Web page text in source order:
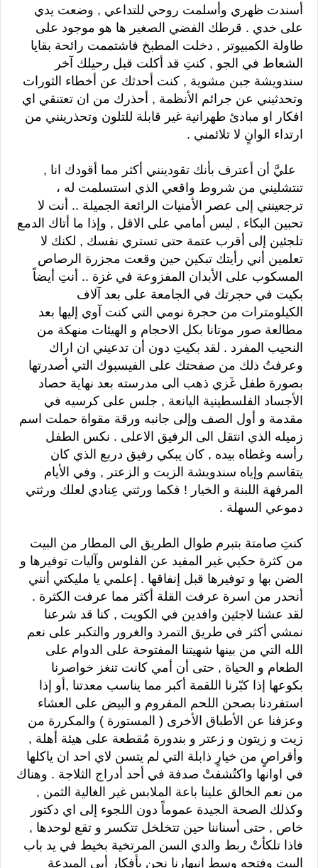
أسندت ظهري وأسلمت روحي للتداعي , وضعت يدي
على خدي . قرطك الفضي الصغير ها هو موجود على
طاولة الكمبيوتر , دخلت المطبخ فاشتممت رائحة بقايا
الشعاط في الجو , كنتِ قد أكلت قبل رحيلك آخر
سندويشة جبن مشوية , كنت أحدثك عن أخطاء الثورات
وتحدثيني عن جرائم الأنظمة , أحذرك من ان تعتنقي اي
افكار او مبادئ طهرانية غير قابلة للتلون وتحذرينني من
ارتداء الوانٍ لا تلائمني .
عليَّ أن أعترف بأنك تقودينني أكثر مما أقودك انا ,
تنتشليني من شروط واقعي الذي استسلمت له ،
ترجعينني إلى عصر الأمنيات الرائعة الجميلة .. أنت لا
تحبين البكاء , ليس أمامي على الاقل , وإذا ما أتاك الدمع
تلجئين إلى أقرب عتمة حتى تستري نفسك , لكنك لا
تعلمين أني رأيتك تبكين حين وقعت مجزرة الرصاص
المسكوب على الأبدان المفزوعة في غزة .. أنتِ أيضاً
بكيت في حجرتك في الجامعة على بعد آلاف
الكيلومترات من حجرة نومي التي كنت آوي إليها بعد
مطالعة صور موتانا بكل الاحجام و الهيئات منهكة من
النحيب المفرد . لقد بكيتِ دون أن تدعيني ان اراك
وعرفتُ ذلك من صفحتك على الفيسبوك التي أصدرتها
بصورة طفل غَزي ذهب الى مدرسته بعد نهاية حصاد
الأجساد الفلسطينية اليانعة , جلس على كرسيه في
مقدمة و أول الصف وإلى جانبه ورقة مقواة حملت اسم
زميله الذي انتقل الى الرفيق الاعلى . نكس الطفل
رأسه وغطاه بيده , كان يبكي رفيق دربع الذي كان
يتقاسم وإياه سندويشة الزيت و الزعتر , وفي الأيام
المرفهة اللبنة و الخيار ! فكما ورثتي عِنادي لعلك ورثتي
دموعي السهلة .
كنتِ صامتة بتبرم طوال الطريق الى المطار من البيت
من كثرة حكيي غير المفيد عن الفلوس وآليات توفيرها و
الضن بها و توفيرها قبل إنفاقها . إعلمي يا مليكتي أنني
أنحدر من اسرة عرفت القلة أكثر مما عرفت الكثرة .
لقد عشنا لاجئين وافدين في الكويت , كنا قد شرعنا
نمشي أكثر في طريق التمرد والغرور والتكبر على نعم
الله التي من بينها شهيتنا المفتوحة على الدوام على
الطعام و الحياة , حتى أن أمي كانت تنغز خواصرنا
بكوعها إذا كبّرنا اللقمة أكبر مما يناسب معدتنا ,أو إذا
استفردنا بصحن اللحم المفروم و البيض على العشاء
وعزفنا عن الأطباق الأخرى ( المستورة ) والمكررة من
زيت و زيتون و زعتر و بندورة مُقطعة على هيئة أهلة ,
وأقراصٍ من خيارٍ ذابلة التي لم يتسن لاي احد ان ياكلها
في اوانها واكتُشفتْ صدفة في أحد أدراج الثلاجة . وهناك
من نعم الخالق علينا باعة الملابس غير الغالية الثمن ,
وكذلك الصحة الجيدة عموماً دون اللجوء إلى اي دكتور
خاص , حتى أسناننا حين تتخلخل تتكسر و تقع لوحدها ,
فاذا تلكأتْ ربط والدي السن المرتخية بخيط في يد باب
البيت وفتحه وسط انبهارنا نحن بأفكار أبي المبدعة